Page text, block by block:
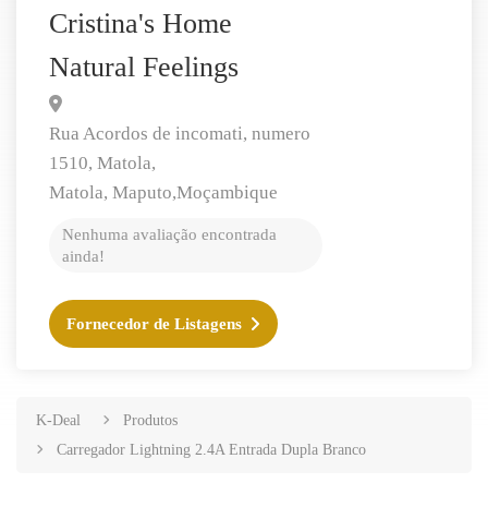
Procura
Cristina's Home
Natural Feelings
Rua Acordos de incomati, numero
1510, Matola,
Matola, Maputo,Moçambique
Nenhuma avaliação encontrada
ainda!
Fornecedor de Listagens
K-Deal
Produtos
Carregador Lightning 2.4A Entrada Dupla Branco